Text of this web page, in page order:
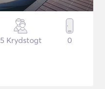
5 Krydstogt 0